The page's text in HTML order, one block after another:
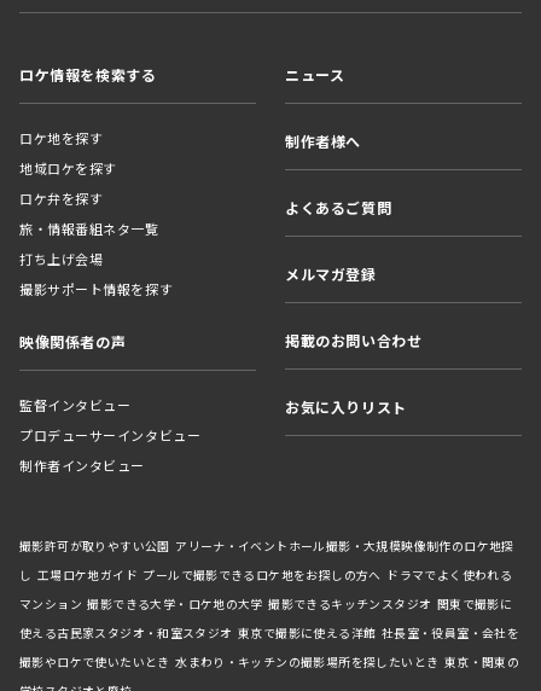
ロケ情報を検索する
ロケ地を探す
地域ロケを探す
ロケ弁を探す
旅・情報番組ネタ一覧
打ち上げ会場
撮影サポート情報を探す
映像関係者の声
監督インタビュー
プロデューサーインタビュー
制作者インタビュー
ニュース
制作者様へ
よくあるご質問
メルマガ登録
掲載のお問い合わせ
お気に入りリスト
撮影許可が取りやすい公園 アリーナ・イベントホール撮影・大規模映像制作のロケ地探
し 工場ロケ地ガイド プールで撮影できるロケ地をお探しの方へ ドラマでよく使われる
マンション 撮影できる大学・ロケ地の大学 撮影できるキッチンスタジオ 関東で撮影に
使える古民家スタジオ・和室スタジオ 東京で撮影に使える洋館 社長室・役員室・会社を
撮影やロケで使いたいとき 水まわり・キッチンの撮影場所を探したいとき 東京・関東の